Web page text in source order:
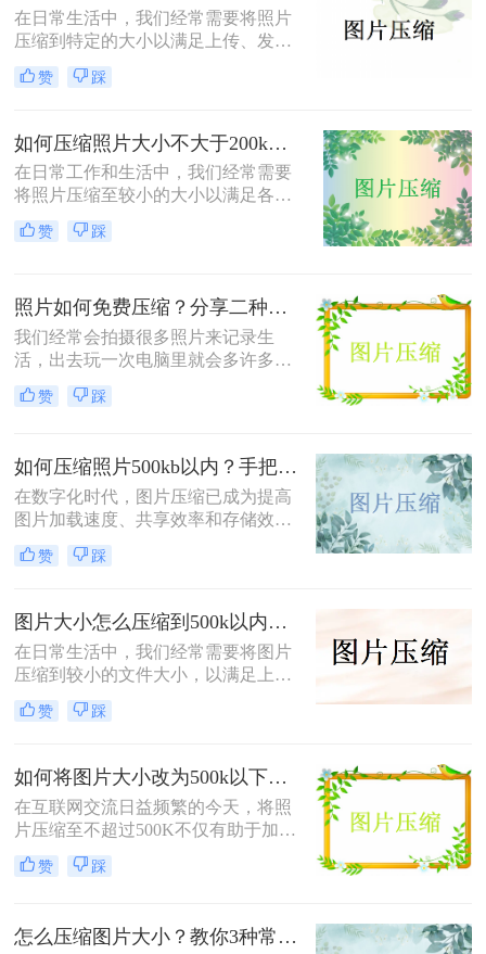
在日常生活中，我们经常需要将照片
压缩到特定的大小以满足上传、发送
或存储的需求。那么如何压缩照片大
小不大于500k呢？本文将介绍两种将
方法。
赞 踩
如何压缩照片大小不大于200k？教你二种高效压缩方法！
在日常工作和生活中，我们经常需要
将照片压缩至较小的大小以满足各种
上传、分享或存储的需求。那么如何
压缩照片大小不大于200k呢？本文将
赞 踩
照片如何免费压缩？分享二种高效压缩方法！
我们经常会拍摄很多照片来记录生
活，出去玩一次电脑里就会多许多旅
游照，而且不知道你们有没有储存好
看图片的习惯呢？这样下来我们电脑
软件将图片进行批量压缩，就可以缓
解电脑的内存压力，让它运行更加顺
畅。那么你们知道照片如何免费压缩
吗？相信这篇文章可以给你一点参
考。
赞 踩
如何压缩照片500kb以内？手把手教你4个压缩方法！
在数字化时代，图片压缩已成为提高
图片加载速度、共享效率和存储效率
的重要手段。无论是个人用户还是企
业用户，都经常需要将照片压缩到特
压缩照片500kb以内呢？本文将介绍
四种将照片压缩到500KB以内的方
法。
赞 踩
图片大小怎么压缩到500k以内？分享四种常用压缩方法！
在日常生活中，我们经常需要将图片
压缩到较小的文件大小，以满足上
传、发送或存储的需求那么图片大小
怎么压缩到500k以内呢？本文将介绍
法。
赞 踩
如何将图片大小改为500k以下？教你2个不同平台的方法！
在互联网交流日益频繁的今天，将照
片压缩至不超过500K不仅有助于加快
网页加载速度、减少电子邮件附件体
积，还能满足许多平台对上传图片大
效的方法来帮助您轻松实现这一目
赞 踩
怎么压缩图片大小？教你3种常用压缩方法！